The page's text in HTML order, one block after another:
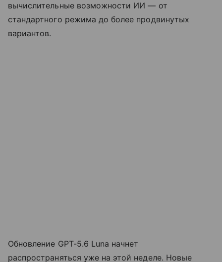
вычислительные возможности ИИ — от
стандартного режима до более продвинутых
вариантов.
Обновление GPT-5.6 Luna начнет
распространяться уже на этой неделе. Новые